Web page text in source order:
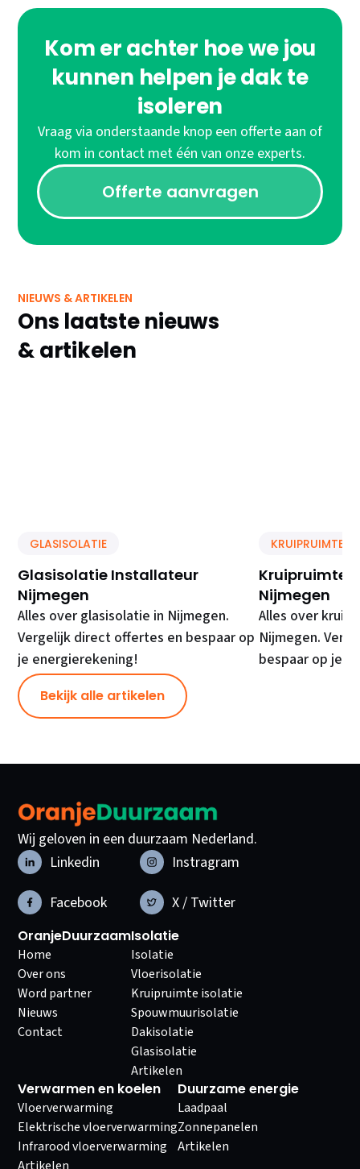
Kom er achter hoe we jou
kunnen helpen je dak te
isoleren
Vraag via onderstaande knop een offerte aan of
kom in contact met één van onze experts.
Offerte aanvragen
NIEUWS & ARTIKELEN
Ons laatste nieuws
& artikelen
GLASISOLATIE
Glasisolatie Installateur
Nijmegen
Alles over glasisolatie in Nijmegen.
Vergelijk direct offertes en bespaar op
je energierekening!
KRUIPRUIMTE
Kruipruimte
Nijmegen
Alles over
Nijmegen.
bespaar op je
Bekijk alle artikelen
Wij geloven in een duurzaam Nederland.
Linkedin
Instragram
Facebook
X / Twitter
OranjeDuurzaam
Home
Over ons
Word partner
Nieuws
Contact
Isolatie
Isolatie
Vloerisolatie
Kruipruimte isolatie
Spouwmuurisolatie
Dakisolatie
Glasisolatie
Artikelen
Verwarmen en koelen
Vloerverwarming
Elektrische vloerverwarming
Infrarood vloerverwarming
Duurzame energie
Laadpaal
Zonnepanelen
Artikelen